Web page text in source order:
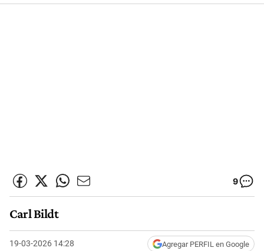
9
Carl Bildt
19-03-2026 14:28 Agregar PERFIL en Google